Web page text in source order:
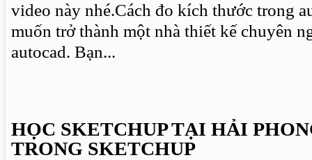
video này nhé.Cách đo kích thước trong
muốn trở thành một nhà thiết kế chuyên
autocad. Bạn...
HỌC SKETCHUP TẠI HẢI
TRONG SKETCHUP